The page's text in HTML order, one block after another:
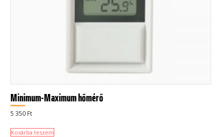
Minimum-Maximum hőmérő
5 350 Ft
Kosárba teszem